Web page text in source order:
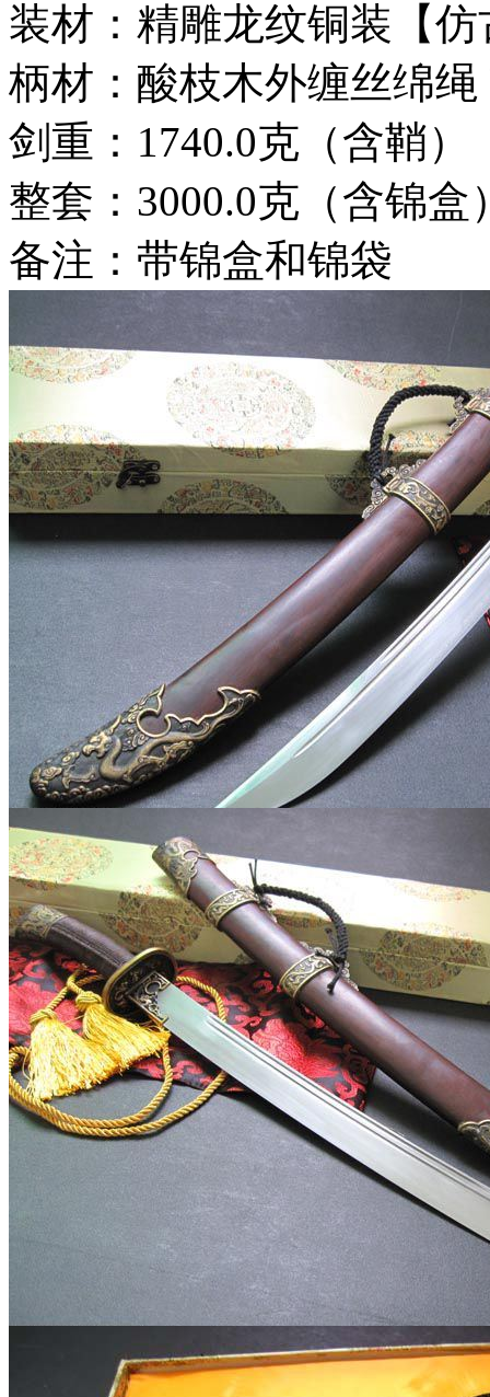
装材：精雕龙纹铜装【
柄材：酸枝木外缠丝绵绳
剑重：1740.0克（含鞘）
整套：3000.0克（含锦盒
备注：带锦盒和锦袋